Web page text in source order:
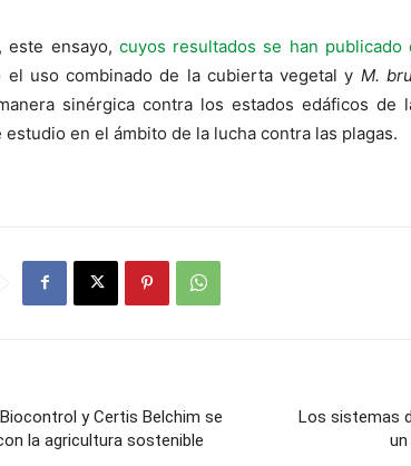
este ensayo, cuyos resultados se han
el uso combinado de la cubierta vegetal y M.
sinérgica contra los estados edáficos de
estudio en el ámbito de la lucha contra las plagas.
y Certis Belchim se
la agricultura sostenible
Los sistemas